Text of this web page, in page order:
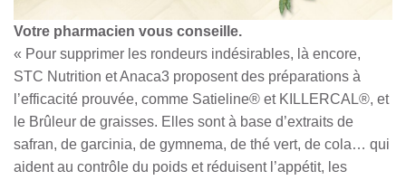
Votre pharmacien vous conseille.
« Pour supprimer les rondeurs indésirables, là encore,
STC Nutrition et Anaca3 proposent des préparations à
l’efficacité prouvée, comme Satieline® et KILLERCAL®, et
le Brûleur de graisses. Elles sont à base d’extraits de
safran, de garcinia, de gymnema, de thé vert, de cola… qui
aident au contrôle du poids et réduisent l’appétit, les